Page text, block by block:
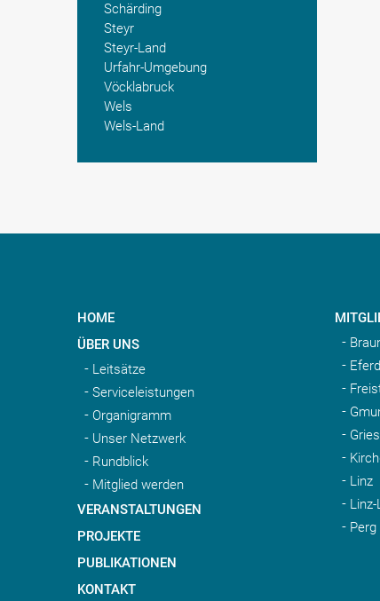
Schärding
Steyr
Steyr-Land
Urfahr-Umgebung
Vöcklabruck
Wels
Wels-Land
HOME
ÜBER UNS
Leitsätze
Serviceleistungen
Organigramm
Unser Netzwerk
Rundblick
Mitglied werden
VERANSTALTUNGEN
PROJEKTE
PUBLIKATIONEN
KONTAKT
Linz
Perg